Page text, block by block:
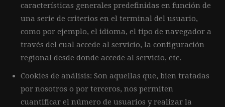
características generales predefinidas en función de
una serie de criterios en el terminal del usuario,
como por ejemplo, el idioma, el tipo de navegador a
través del cual accede al servicio, la configuración
regional desde donde accede al servicio, etc.
Cookies de análisis: Son aquellas que, bien tratadas
por nosotros o por terceros, nos permiten
cuantificar el número de usuarios y realizar la